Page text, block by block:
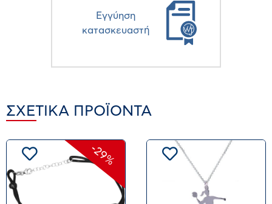
Eγγύηση
κατασκευαστή
ΣΧΕΤΙΚΆ ΠΡΟΪΌΝΤΑ
-29%